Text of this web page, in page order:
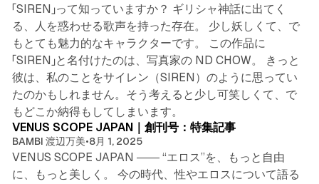
「SIREN」って知っていますか？ ギリシャ神話に出てく
る、人を惑わせる歌声を持った存在。 少し妖しくて、で
もとても魅力的なキャラクターです。 この作品に
「SIREN」と名付けたのは、写真家の ND CHOW。 きっと
彼は、私のことをサイレン（SIREN）のように思ってい
たのかもしれません。そう考えると少し可笑しくて、で
もどこか納得もしてしまいます。
3 min read
VENUS SCOPE JAPAN｜創刊号：特集記事
BAMBI 渡辺万美•8月 1, 2025
VENUS SCOPE JAPAN ―― “エロス”を、もっと自由
に、もっと美しく。 今の時代、性やエロスについて語る